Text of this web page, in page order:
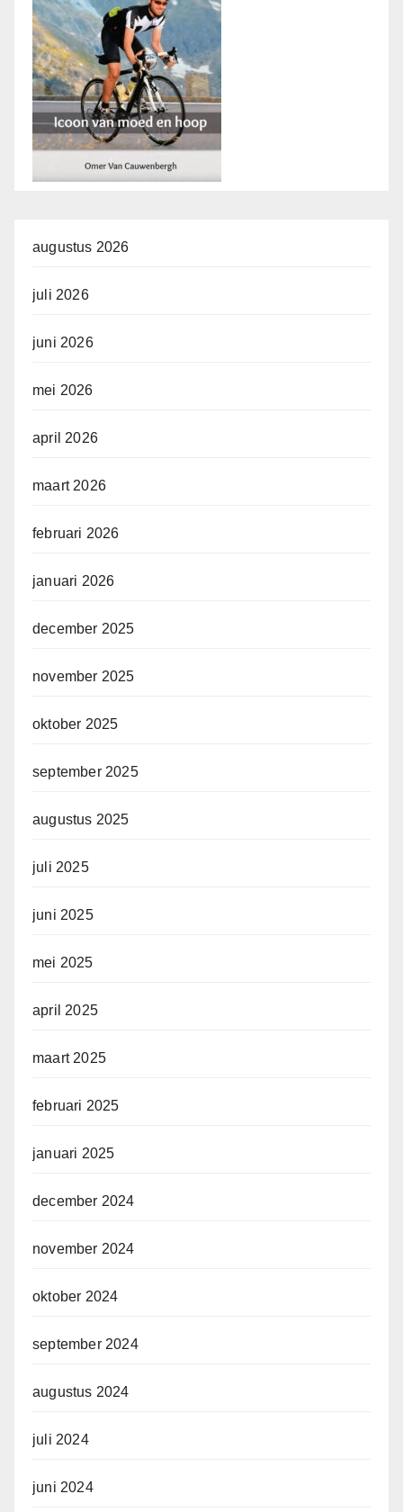
augustus 2026
juli 2026
juni 2026
mei 2026
april 2026
maart 2026
februari 2026
januari 2026
december 2025
november 2025
oktober 2025
september 2025
augustus 2025
juli 2025
juni 2025
mei 2025
april 2025
maart 2025
februari 2025
januari 2025
december 2024
november 2024
oktober 2024
september 2024
augustus 2024
juli 2024
juni 2024